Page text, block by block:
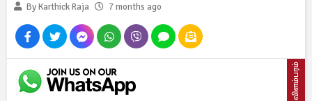
By Karthick Raja
7 months ago
விளம்பரம்